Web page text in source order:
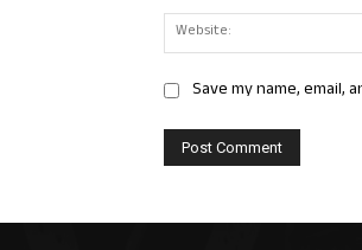
Save my name, email,